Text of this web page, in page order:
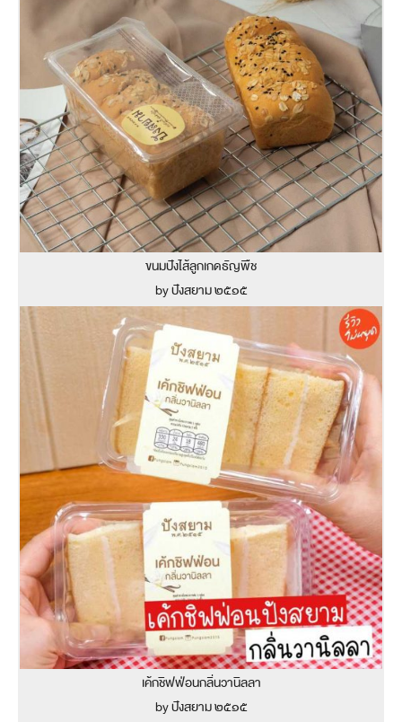
ขนมปังไส้ลูกเกดธัญพืช
by ปังสยาม ๒๕๑๕
เค้กชิฟฟ่อนกลิ่นวานิลลา
by ปังสยาม ๒๕๑๕